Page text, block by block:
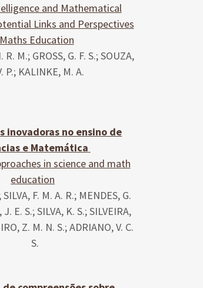
and Mathematical
Links and Perspectives
Education
M.; GROSS, G. F. S.; SOUZA,
P.; KALINKE, M. A.
inovadoras no ensino de
e Matemática
in science and math
education
F. M. A. R.; MENDES, G.
J. E. S.; SILVA, K. S.; SILVEIRA,
Z. M. N. S.; ADRIANO, V. C.
S.